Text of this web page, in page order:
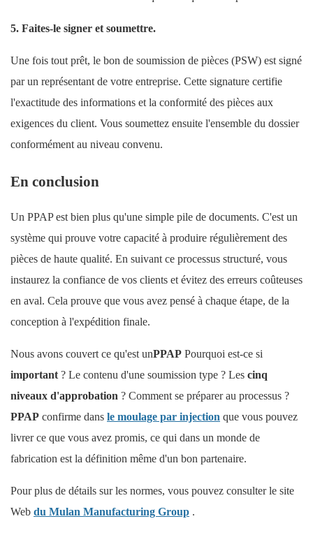
5. Faites-le signer et soumettre.
Une fois tout prêt, le bon de soumission de pièces (PSW) est signé
par un représentant de votre entreprise. Cette signature certifie
l'exactitude des informations et la conformité des pièces aux
exigences du client. Vous soumettez ensuite l'ensemble du dossier
conformément au niveau convenu.
En conclusion
Un PPAP est bien plus qu'une simple pile de documents. C'est un
système qui prouve votre capacité à produire régulièrement des
pièces de haute qualité. En suivant ce processus structuré, vous
instaurez la confiance de vos clients et évitez des erreurs coûteuses
en aval. Cela prouve que vous avez pensé à chaque étape, de la
conception à l'expédition finale.
Nous avons couvert ce qu'est unPPAP Pourquoi est-ce si
important ? Le contenu d'une soumission type ? Les cinq
niveaux d'approbation ? Comment se préparer au processus ?
PPAP confirme dans le moulage par injection que vous pouvez
livrer ce que vous avez promis, ce qui dans un monde de
fabrication est la définition même d'un bon partenaire.
Pour plus de détails sur les normes, vous pouvez consulter le site
Web du Mulan Manufacturing Group .